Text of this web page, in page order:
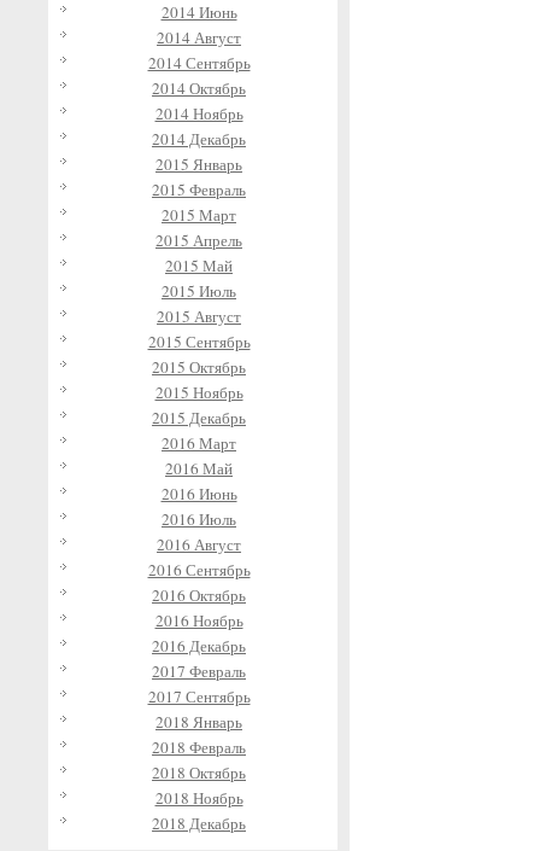
2014 Июнь
2014 Август
2014 Сентябрь
2014 Октябрь
2014 Ноябрь
2014 Декабрь
2015 Январь
2015 Февраль
2015 Март
2015 Апрель
2015 Май
2015 Июль
2015 Август
2015 Сентябрь
2015 Октябрь
2015 Ноябрь
2015 Декабрь
2016 Март
2016 Май
2016 Июнь
2016 Июль
2016 Август
2016 Сентябрь
2016 Октябрь
2016 Ноябрь
2016 Декабрь
2017 Февраль
2017 Сентябрь
2018 Январь
2018 Февраль
2018 Октябрь
2018 Ноябрь
2018 Декабрь